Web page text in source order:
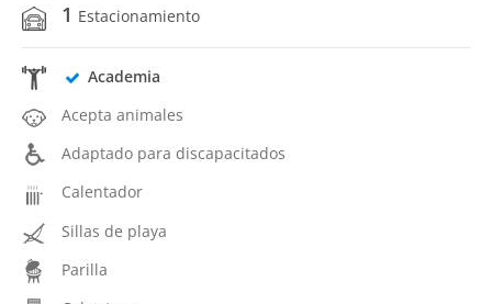
1 Estacionamiento
Academia
Acepta animales
Adaptado para discapacitados
Calentador
Sillas de playa
Parilla